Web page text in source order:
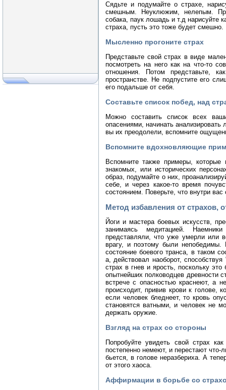
Сядьте и подумайте о страхе,
смешным. Неуклюжим, нелепым.
собака, паук лошадь и т.д нарисуйте
страха, пусть это тоже будет смешно.
Мысленно прогоните страх
Представьте свой страх в виде
посмотреть на него как на что-то
отношения. Потом представьте,
пространстве. Не подпустите его
его подальше от себя.
Составьте список побед, над
Можно составить список всех
опасениями, начинать анализировать
вы их преодолели, вспомните
Вспомните вдохновляющие
Вспомните также примеры,
знакомых, или исторических
образ, подумайте о них,
себе, и через какое-то время
состоянием. Поверьте, что внутри
Метод избавления от страхов,
Йоги и мастера боевых искусств,
занимаясь медитацией.
представляли, что уже умерли или
врагу, и поэтому были
состояние боевого транса, в таком
а, действовал наоборот,
страх в гнев и ярость, поскольку
опытнейших полководцев древности
встрече с опасностью краснеют, а
происходит, привив крови к голове,
если человек бледнеет, то кровь
становятся ватными, и человек не
держать оружие.
Взгляд на страх со стороны
Попробуйте увидеть свой страх
постепенно немеют, и перестают
бьется, в голове неразбериха. А
от этого хаоса.
Аффирмации в борьбе со